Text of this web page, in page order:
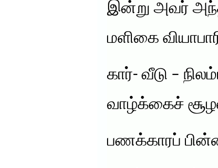
இன்று அவர்
மளிகை
கார்- வீடு –
வாழ்க்கைச்
பணக்காரப்